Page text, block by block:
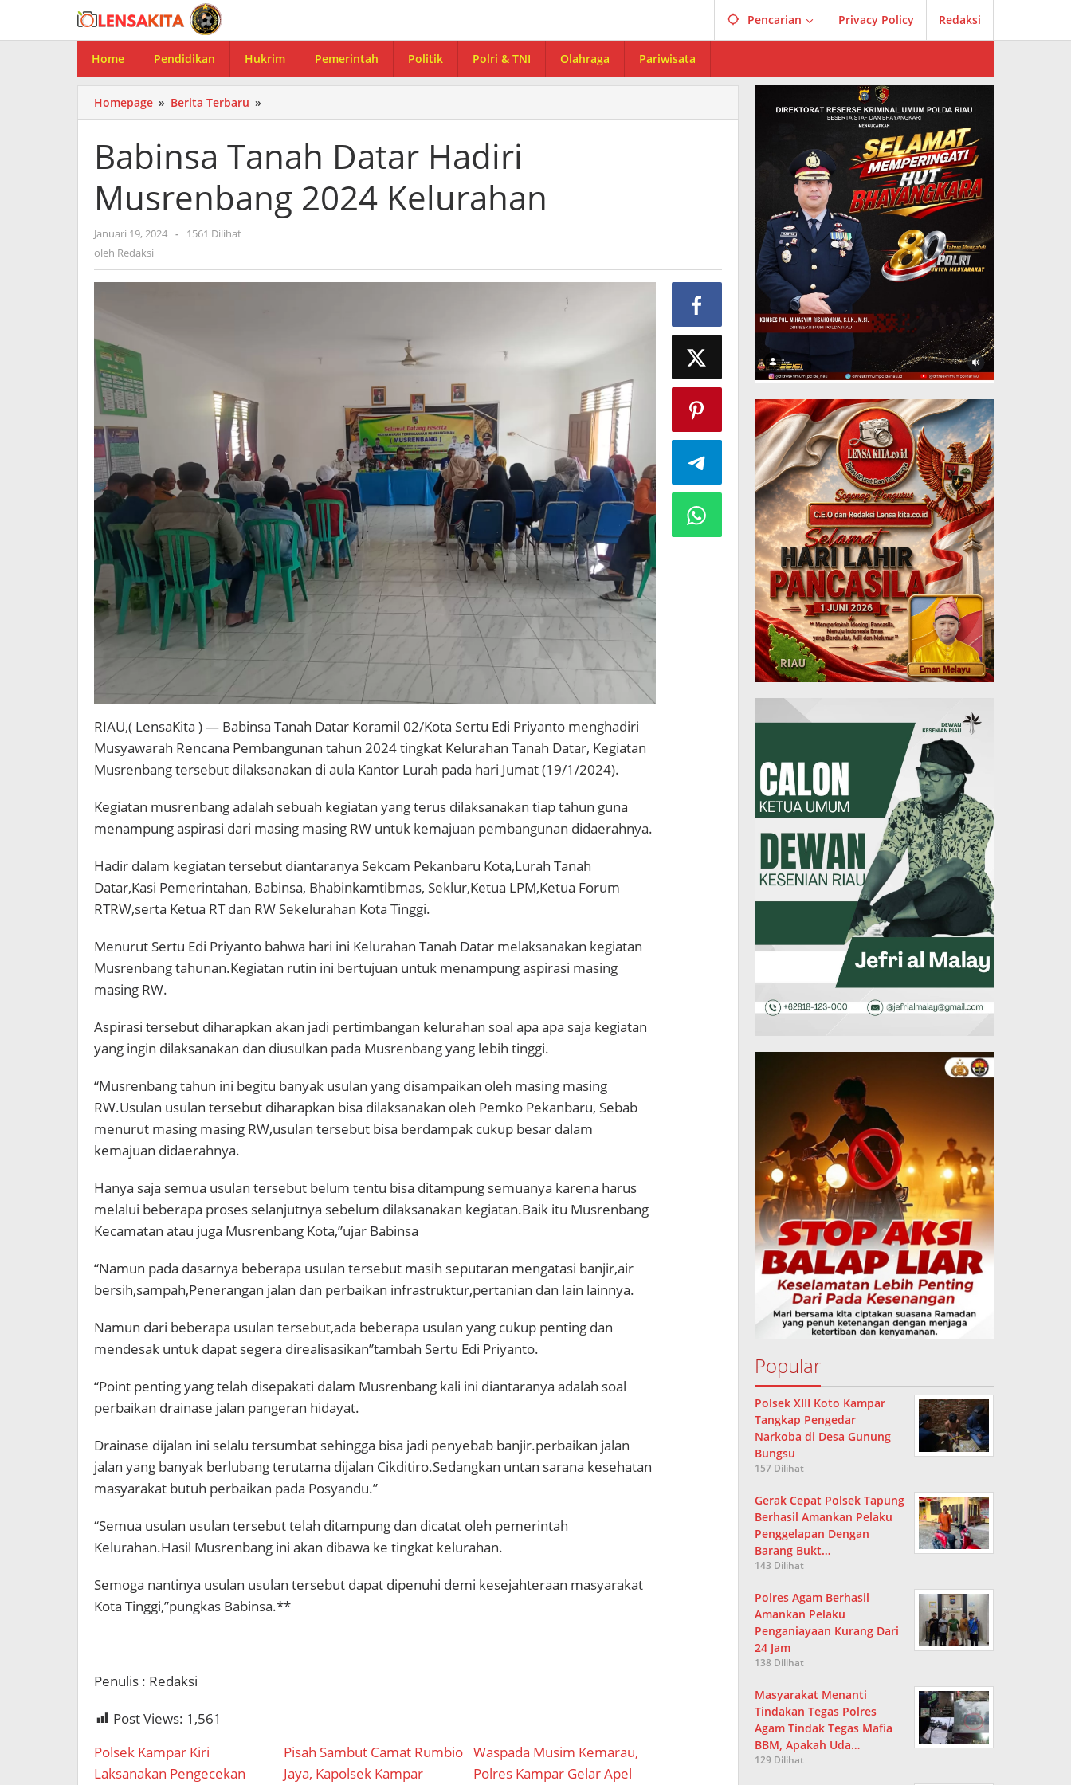
konten
Pencarian Privacy Policy Redaksi
Home Pendidikan Hukrim Pemerintah Politik Polri & TNI Olahraga Pariwisata
Homepage » Berita Terbaru »
Tanah
Hadiri
Musrenbang
Kelurahan
Babinsa Tanah Datar Hadiri
Musrenbang 2024 Kelurahan
Januari 19, 2024 oleh
-
1561 Dilihat
oleh Redaksi
RIAU,( LensaKita ) — Babinsa Tanah Datar Koramil 02/Kota Sertu Edi Priyanto menghadiri
Musyawarah Rencana Pembangunan tahun 2024 tingkat Kelurahan Tanah Datar, Kegiatan
Musrenbang tersebut dilaksanakan di aula Kantor Lurah pada hari Jumat (19/1/2024).
Kegiatan musrenbang adalah sebuah kegiatan yang terus dilaksanakan tiap tahun guna
menampung aspirasi dari masing masing RW untuk kemajuan pembangunan didaerahnya.
Hadir dalam kegiatan tersebut diantaranya Sekcam Pekanbaru Kota,Lurah Tanah
Datar,Kasi Pemerintahan, Babinsa, Bhabinkamtibmas, Seklur,Ketua LPM,Ketua Forum
RTRW,serta Ketua RT dan RW Sekelurahan Kota Tinggi.
Menurut Sertu Edi Priyanto bahwa hari ini Kelurahan Tanah Datar melaksanakan kegiatan
Musrenbang tahunan.Kegiatan rutin ini bertujuan untuk menampung aspirasi masing
masing RW.
Aspirasi tersebut diharapkan akan jadi pertimbangan kelurahan soal apa apa saja kegiatan
yang ingin dilaksanakan dan diusulkan pada Musrenbang yang lebih tinggi.
“Musrenbang tahun ini begitu banyak usulan yang disampaikan oleh masing masing
RW.Usulan usulan tersebut diharapkan bisa dilaksanakan oleh Pemko Pekanbaru, Sebab
menurut masing masing RW,usulan tersebut bisa berdampak cukup besar dalam
kemajuan didaerahnya.
Hanya saja semua usulan tersebut belum tentu bisa ditampung semuanya karena harus
melalui beberapa proses selanjutnya sebelum dilaksanakan kegiatan.Baik itu Musrenbang
Kecamatan atau juga Musrenbang Kota,”ujar Babinsa
“Namun pada dasarnya beberapa usulan tersebut masih seputaran mengatasi banjir,air
bersih,sampah,Penerangan jalan dan perbaikan infrastruktur,pertanian dan lain lainnya.
Namun dari beberapa usulan tersebut,ada beberapa usulan yang cukup penting dan
mendesak untuk dapat segera direalisasikan”tambah Sertu Edi Priyanto.
“Point penting yang telah disepakati dalam Musrenbang kali ini diantaranya adalah soal
perbaikan drainase jalan pangeran hidayat.
Drainase dijalan ini selalu tersumbat sehingga bisa jadi penyebab banjir.perbaikan jalan
jalan yang banyak berlubang terutama dijalan Cikditiro.Sedangkan untan sarana kesehatan
masyarakat butuh perbaikan pada Posyandu.”
“Semua usulan usulan tersebut telah ditampung dan dicatat oleh pemerintah
Kelurahan.Hasil Musrenbang ini akan dibawa ke tingkat kelurahan.
Semoga nantinya usulan usulan tersebut dapat dipenuhi demi kesejahteraan masyarakat
Kota Tinggi,”pungkas Babinsa.**
Penulis : Redaksi
Post Views: 1,561
Polsek Kampar Kiri
Laksanakan Pengecekan
Pisah Sambut Camat Rumbio
Jaya, Kapolsek Kampar
Waspada Musim Kemarau,
Polres Kampar Gelar Apel
Popular
Polsek XIII Koto Kampar
Tangkap Pengedar
Narkoba di Desa Gunung
Bungsu
157 Dilihat
Gerak Cepat Polsek Tapung
Berhasil Amankan Pelaku
Penggelapan Dengan
Barang Bukt…
143 Dilihat
Polres Agam Berhasil
Amankan Pelaku
Penganiayaan Kurang Dari
24 Jam
138 Dilihat
Masyarakat Menanti
Tindakan Tegas Polres
Agam Tindak Tegas Mafia
BBM, Apakah Uda…
129 Dilihat